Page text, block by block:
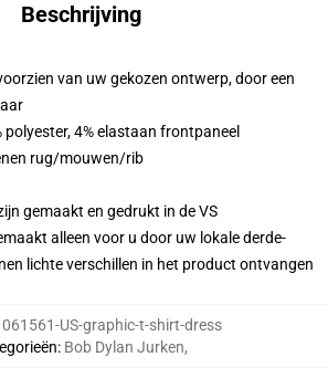
Beschrijving
van uw gekozen ontwerp, door een
4% elastaan frontpaneel
rug/mouwen/rib
gemaakt en gedrukt in de VS
alleen voor u door uw lokale derde-
lichte verschillen in het product ontvangen
US-graphic-t-shirt-dress
: Bob Dylan Jurken,